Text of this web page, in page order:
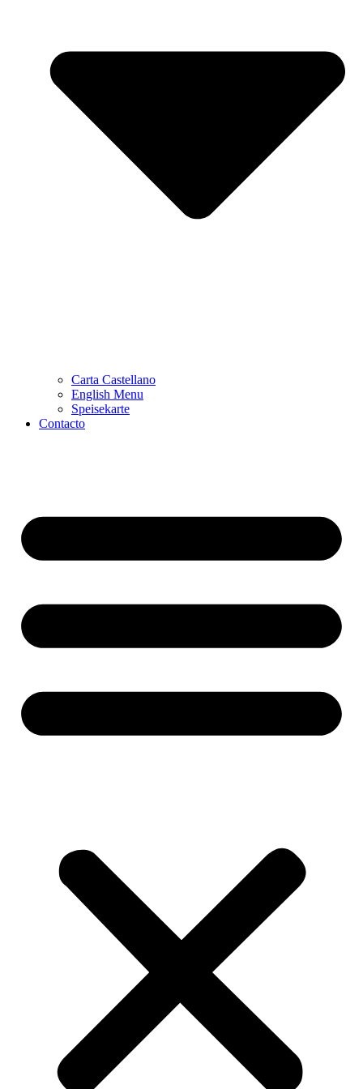
Carta Castellano
English Menu
Speisekarte
Contacto